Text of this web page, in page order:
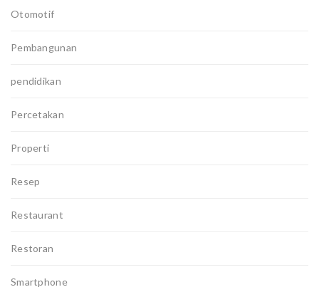
Otomotif
Pembangunan
pendidikan
Percetakan
Properti
Resep
Restaurant
Restoran
Smartphone